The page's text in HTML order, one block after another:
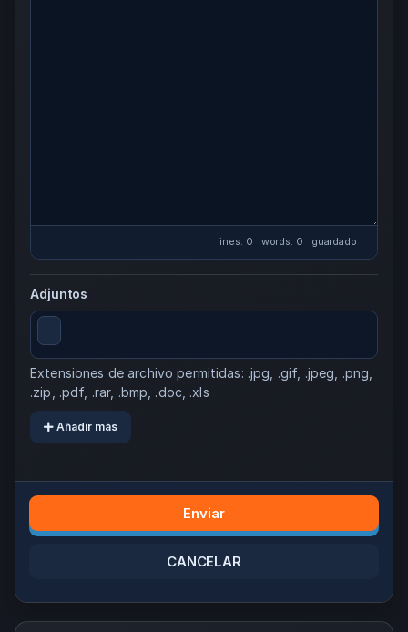
lines: 0 words: 0 guardado
Adjuntos
Extensiones de archivo permitidas: .jpg, .gif, .jpeg, .png,
.zip, .pdf, .rar, .bmp, .doc, .xls
Añadir más
CANCELAR